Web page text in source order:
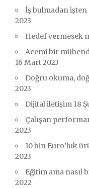
İş bulmadan işten
2023
Hedef vermesek
Acemi bir
16 Mart 2023
Doğru okuma,
2023
Dijital iletişim 18
Çalışan
2023
10 bin Euro’luk
2023
Eğitim ama nasıl
2022